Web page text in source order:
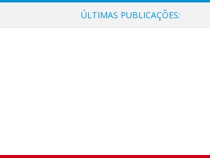
ÚLTIMAS PUBLICAÇÕES: